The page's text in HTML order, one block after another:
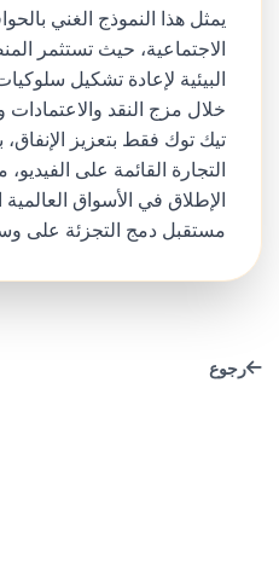
يمثل هذا النموذج الغني
الاجتماعية، حيث تستثمر
البيئية لإعادة تشكيل
خلال مزج النقد والاعتمادات
تيك توك فقط بتعزيز
التجارة القائمة على
الإطلاق في الأسواق
مستقبل دمج التجزئة على
رجوع